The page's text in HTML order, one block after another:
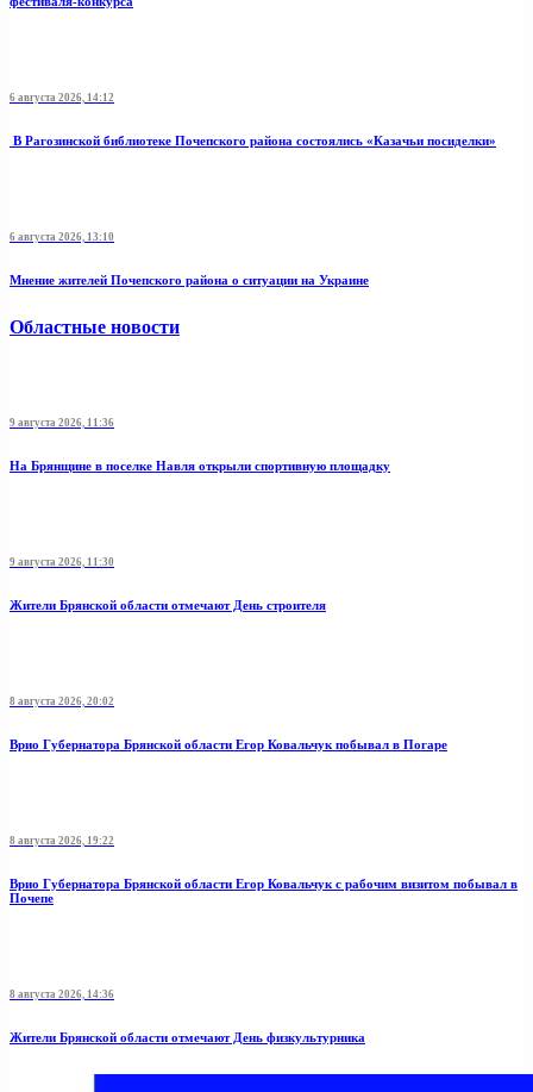
6 августа 2026, 14:12
В Рагозинской библиотеке Почепского района состоялись «Казачьи посиделки»
6 августа 2026, 13:10
Мнение жителей Почепского района о ситуации на Украине
Областные новости
9 августа 2026, 11:36
На Брянщине в поселке Навля открыли спортивную площадку
9 августа 2026, 11:30
Жители Брянской области отмечают День строителя
8 августа 2026, 20:02
Врио Губернатора Брянской области Егор Ковальчук побывал в Погаре
8 августа 2026, 19:22
Врио Губернатора Брянской области Егор Ковальчук с рабочим визитом побывал в
Почепе
8 августа 2026, 14:36
Жители Брянской области отмечают День физкультурника